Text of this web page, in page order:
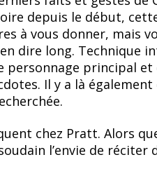
depuis le début,
à vous donner, mais
dire long. Technique
personnage principal
Il y a là
chez Pratt. Alors
l’envie de réciter